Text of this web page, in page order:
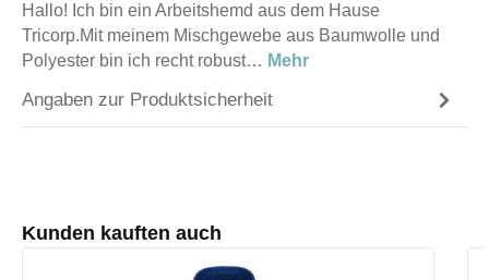
Hallo! Ich bin ein Arbeitshemd aus dem Hause
Tricorp.Mit meinem Mischgewebe aus Baumwolle und
Polyester bin ich recht robust… Mehr
Angaben zur Produktsicherheit
Produktgalerie überspringen
Kunden kauften auch